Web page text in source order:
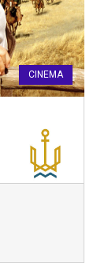
CINEMA